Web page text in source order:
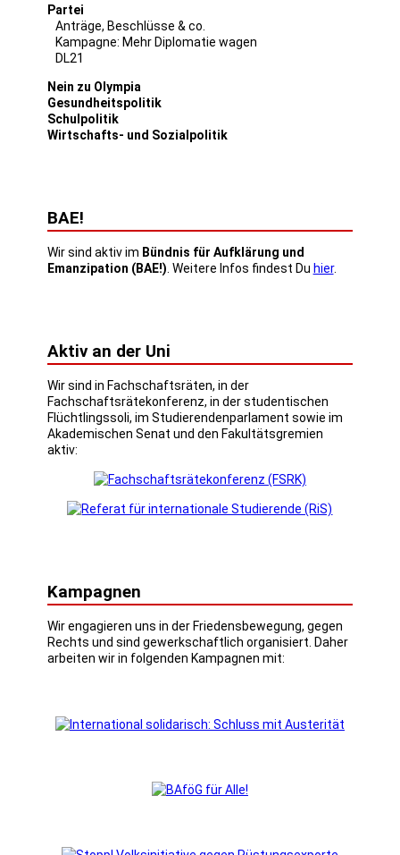
Partei
Anträge, Beschlüsse & co.
Kampagne: Mehr Diplomatie wagen
DL21
Nein zu Olympia
Gesundheitspolitik
Schulpolitik
Wirtschafts- und Sozialpolitik
BAE!
Wir sind aktiv im Bündnis für Aufklärung und
Emanzipation (BAE!) . Weitere Infos findest Du hier.
Aktiv an der Uni
Wir sind in Fachschaftsräten, in der
Fachschaftsrätekonferenz, in der studentischen
Flüchtlingssoli, im Studierendenparlament sowie im
Akademischen Senat und den Fakultätsgremien
aktiv:
Kampagnen
Wir engagieren uns in der Friedensbewegung, gegen
Rechts und sind gewerkschaftlich organisiert. Daher
arbeiten wir in folgenden Kampagnen mit: